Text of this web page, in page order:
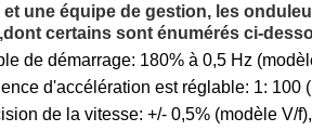
une équipe de gestion, les
certains sont énumérés ci-
de démarrage: 180% à 0,5 Hz
d'accélération est réglable: 1: 100
de la vitesse: +/- 0,5% (modèle V/